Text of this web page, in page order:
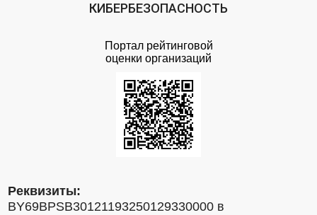
КИБЕРБЕЗОПАСНОСТЬ
Портал рейтинговой
оценки организаций
Реквизиты:
BY69BPSB30121193250129330000 в